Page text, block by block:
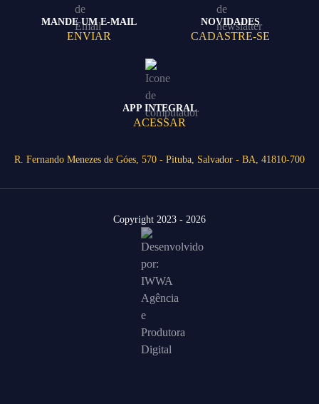
MANDE UM E-MAIL
ENVIAR
NOVIDADES
CADASTRE-SE
APP INTEGRAL
ACESSAR
R. Fernando Menezes de Góes, 570 - Pituba, Salvador - BA, 41810-700
Copyright 2023 - 2026